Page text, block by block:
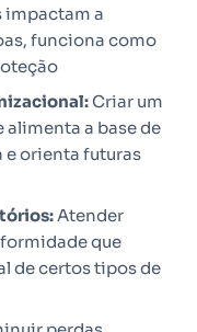
a
funciona como
Criar um
a base de
orienta futuras
Atender
que
de certos tipos de